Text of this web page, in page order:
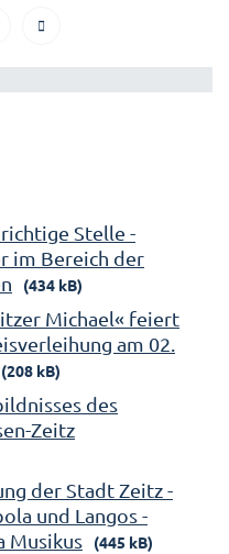
Stelle -
im Bereich der
(434 kB)
Michael« feiert
am 02.
(208 kB)
des
Zeitz
der Stadt Zeitz -
und Langos -
Musikus
(445 kB)